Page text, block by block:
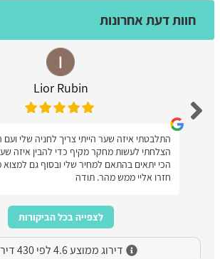
חוות דעת אחרונות
Lior Rubin
התלבטתי איזה שער הייתי צריך לחניה שלי
הצלחתי לעשות מחקר מקיף כדי להבין איזה
הכי יתאים בהתאם למחיר שלי ובסוף גם למצוא
חזרו אליי ממש מהר. תודה
לצפייה בכל הביקורות
דירוג ממוצע 4.6 לפי 430 דירוגים